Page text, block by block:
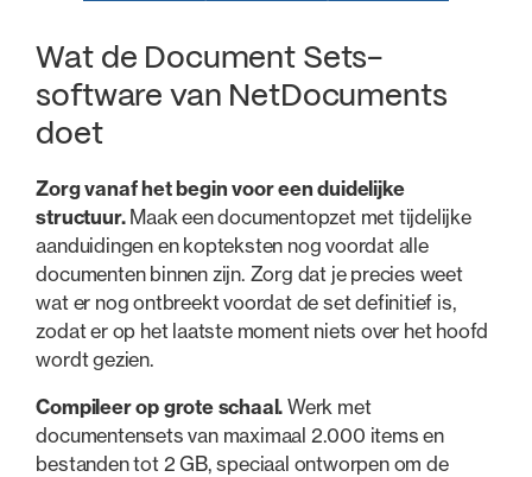
Wat de Document Sets-
software van NetDocuments
doet
Zorg vanaf het begin voor een duidelijke
structuur.Maak een documentopzet met tijdelijke
aanduidingen en kopteksten nog voordat alle
documenten binnen zijn. Zorg dat je precies weet
wat er nog ontbreekt voordat de set definitief is,
zodat er op het laatste moment niets over het hoofd
wordt gezien.
Compileer op grote schaal. Werk met
documentensets van maximaal 2.000 items en
bestanden tot 2 GB, speciaal ontworpen om de